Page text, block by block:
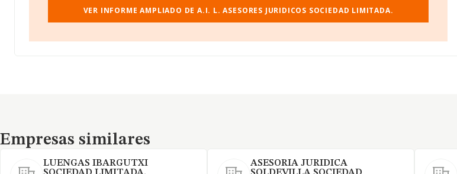
VER INFORME AMPLIADO DE A.I. L. ASESORES JURIDICOS SOCIEDAD LIMITADA.
Empresas similares
Empresas similares
LUENGAS IBARGUTXI
ASESORIA JURIDICA